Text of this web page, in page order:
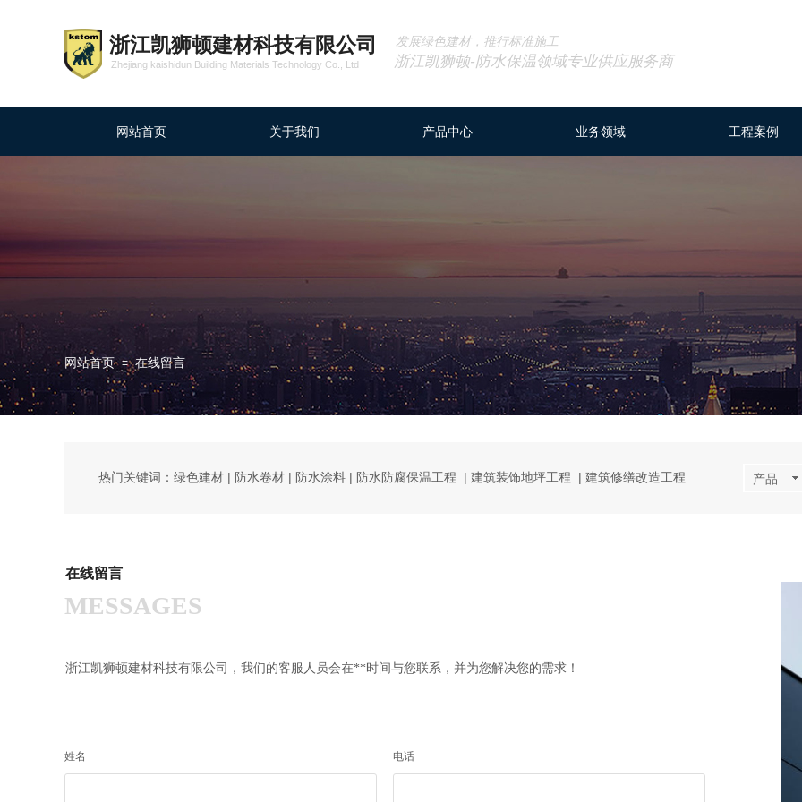
发展绿色建材，推行标准施工
浙江凯狮顿-防水保温领域专业供应服务商
Zhejiang kaishidun Building Materials Technology Co., Ltd
浙江凯狮顿建材科技有限公司
网站首页 关于我们 产品中心 业务领域 工程案例
网站首页 ≡ 在线留言
产品
热门关键词：绿色建材 | 防水卷材 | 防水涂料 | 防水防腐保温工程 ​ | 建筑装饰地坪工程 | 建筑修缮改造工程
在线留言
MESSAGES
浙江凯狮顿建材科技有限公司，我们的客服人员会在**时间与您联系，并为您解决您的需求！
姓名 电话